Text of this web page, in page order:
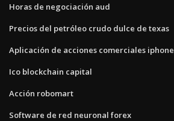
Horas de negociación aud
Precios del petróleo crudo dulce de texas
Aplicación de acciones comerciales iphone
Ico blockchain capital
Acción robomart
Software de red neuronal forex